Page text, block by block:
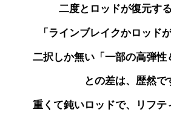
二度とロッドが復元す
「ラインブレイクかロッド
二択しか無い「一部の高弾性
との差は、歴然で
重くて鈍いロッドで、リフテ